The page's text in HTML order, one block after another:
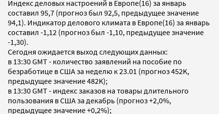
Индекс деловых настроений в Европе(16) за январь
составил 95,7 (прогноз был 92,5, предыдущее значение
94,1). Индикатор делового климата в Европе(16) за январь
составил -1,12 (прогноз был -1,10, предыдущее значение
-1,30).
Сегодня ожидается выход следующих данных:
в 13:30 GMT - количество заявлений на пособие по
безработице в США за неделю к 23.01 (прогноз 452K,
предыдущее значение 482K);
в 13:30 GMT - индекс заказов на товары длительного
пользования в США за декабрь (прогноз +2,0%,
предыдущее значение +0,2%);